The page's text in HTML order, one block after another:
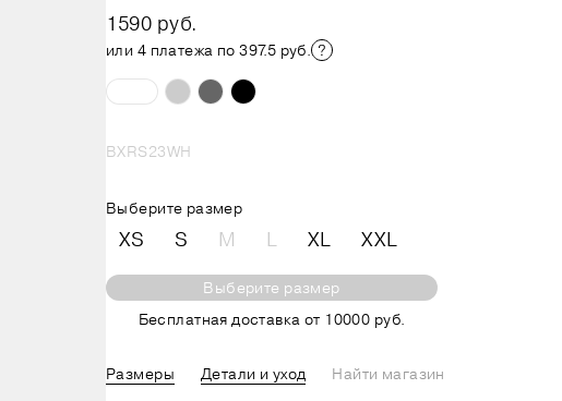
1590 руб.
или 4 платежа по 397.5 руб.
BXRS23WH
Выберите размер
XS S M L XL XXL
Выберите размер
Бесплатная доставка от 10000 руб.
Размеры Детали и уход
Найти магазин